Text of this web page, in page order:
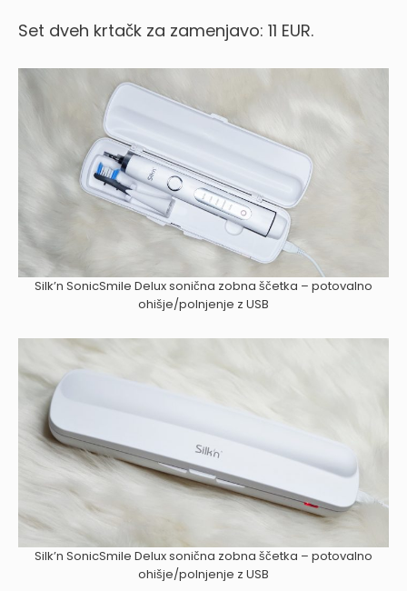
Set dveh krtačk za zamenjavo: 11 EUR.
Silk’n SonicSmile Delux sonična zobna ščetka – potovalno
ohišje/polnjenje z USB
Silk’n SonicSmile Delux sonična zobna ščetka – potovalno
ohišje/polnjenje z USB